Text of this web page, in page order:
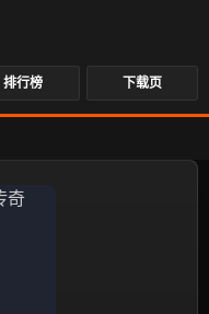
排行榜 下载页